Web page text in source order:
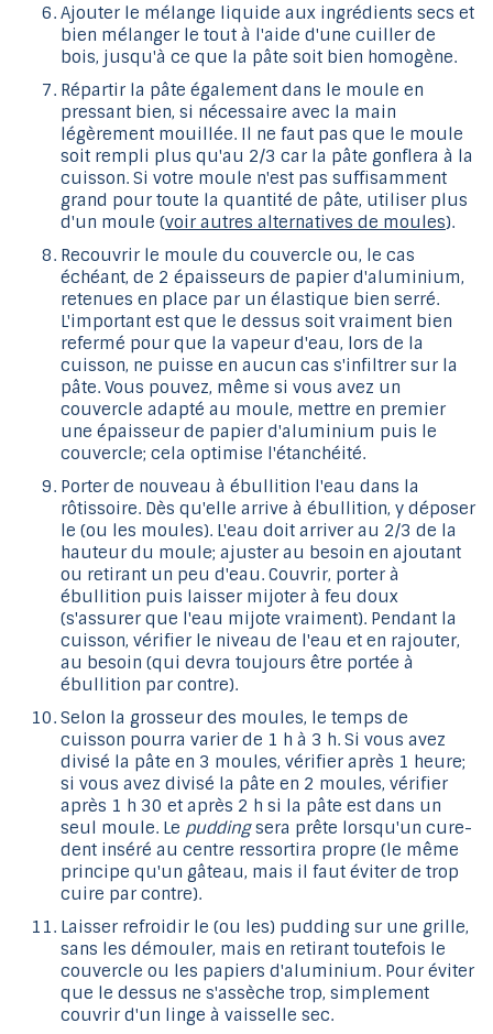
Ajouter le mélange liquide aux ingrédients secs et
bien mélanger le tout à l'aide d'une cuiller de
bois, jusqu'à ce que la pâte soit bien homogène.
Répartir la pâte également dans le moule en
pressant bien, si nécessaire avec la main
légèrement mouillée. Il ne faut pas que le moule
soit rempli plus qu'au 2/3 car la pâte gonflera à la
cuisson. Si votre moule n'est pas suffisamment
grand pour toute la quantité de pâte, utiliser plus
d'un moule (voir autres alternatives de moules).
Recouvrir le moule du couvercle ou, le cas
échéant, de 2 épaisseurs de papier d'aluminium,
retenues en place par un élastique bien serré.
L'important est que le dessus soit vraiment bien
refermé pour que la vapeur d'eau, lors de la
cuisson, ne puisse en aucun cas s'infiltrer sur la
pâte. Vous pouvez, même si vous avez un
couvercle adapté au moule, mettre en premier
une épaisseur de papier d'aluminium puis le
couvercle; cela optimise l'étanchéité.
Porter de nouveau à ébullition l'eau dans la
rôtissoire. Dès qu'elle arrive à ébullition, y déposer
le (ou les moules). L'eau doit arriver au 2/3 de la
hauteur du moule; ajuster au besoin en ajoutant
ou retirant un peu d'eau. Couvrir, porter à
ébullition puis laisser mijoter à feu doux
(s'assurer que l'eau mijote vraiment). Pendant la
cuisson, vérifier le niveau de l'eau et en rajouter,
au besoin (qui devra toujours être portée à
ébullition par contre).
Selon la grosseur des moules, le temps de
cuisson pourra varier de 1 h à 3 h. Si vous avez
divisé la pâte en 3 moules, vérifier après 1 heure;
si vous avez divisé la pâte en 2 moules, vérifier
après 1 h 30 et après 2 h si la pâte est dans un
seul moule. Le puddingsera prête lorsqu'un cure-
dent inséré au centre ressortira propre (le même
principe qu'un gâteau, mais il faut éviter de trop
cuire par contre).
Laisser refroidir le (ou les) pudding sur une grille,
sans les démouler, mais en retirant toutefois le
couvercle ou les papiers d'aluminium. Pour éviter
que le dessus ne s'assèche trop, simplement
couvrir d'un linge à vaisselle sec.